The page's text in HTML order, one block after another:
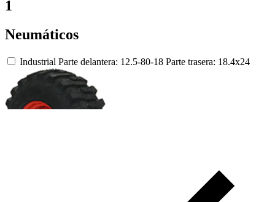
1
Neumáticos
Industrial Parte delantera: 12.5-80-18 Parte trasera: 18.4x24